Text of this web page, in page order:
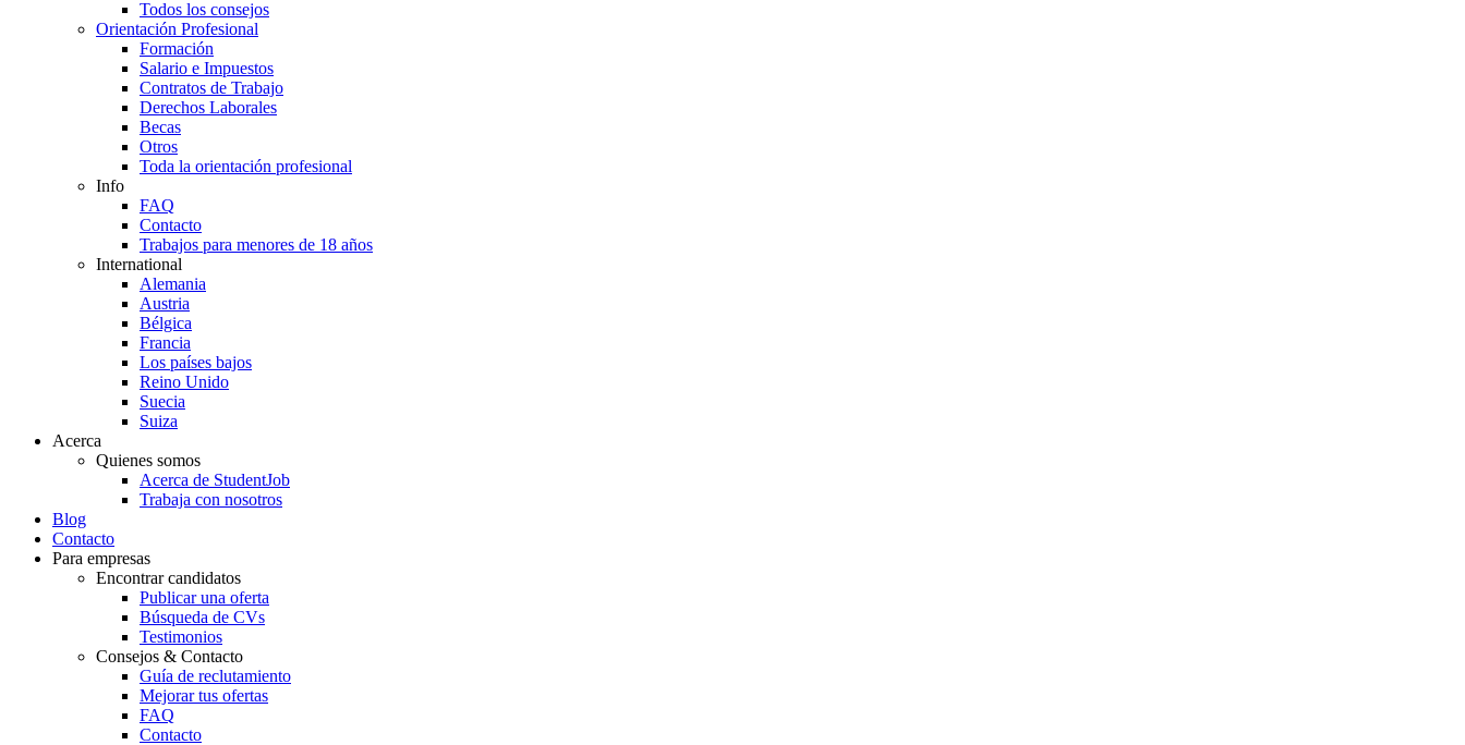
Todos los consejos
Orientación Profesional
Formación
Salario e Impuestos
Contratos de Trabajo
Derechos Laborales
Becas
Otros
Toda la orientación profesional
Info
FAQ
Contacto
Trabajos para menores de 18 años
International
Alemania
Austria
Bélgica
Francia
Los países bajos
Reino Unido
Suecia
Suiza
Acerca
Quienes somos
Acerca de StudentJob
Trabaja con nosotros
Blog
Contacto
Para empresas
Encontrar candidatos
Publicar una oferta
Búsqueda de CVs
Testimonios
Consejos & Contacto
Guía de reclutamiento
Mejorar tus ofertas
FAQ
Contacto